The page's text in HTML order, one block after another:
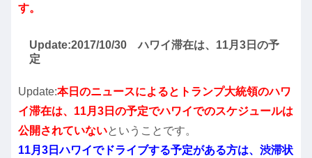
す。
Update:2017/10/30 ハワイ滞在は、11月3日の予
定
Update:本日のニュースによるとトランプ大統領のハワ
イ滞在は、11月3日の予定でハワイでのスケジュールは
公開されていないということです。
11月3日ハワイでドライブする予定がある方は、渋滞状